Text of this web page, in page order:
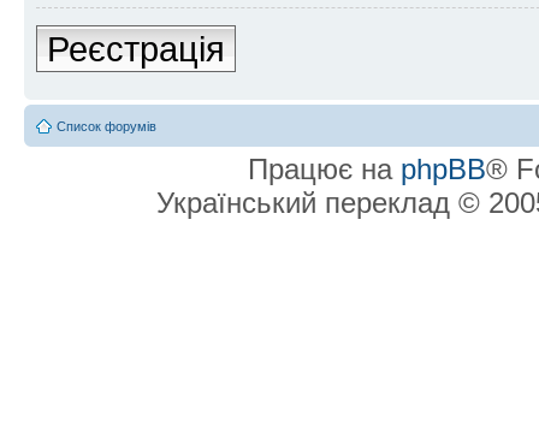
Реєстрація
Список форумів
Працює на phpBB®
Український переклад ©